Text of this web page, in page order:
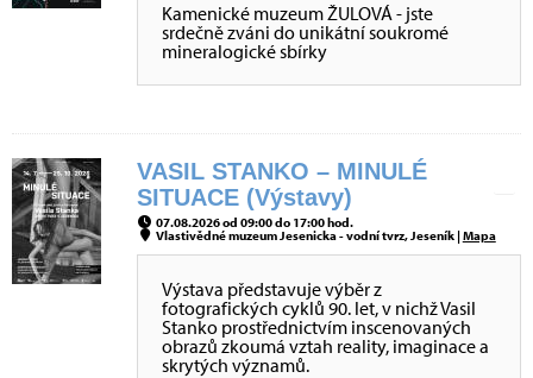
Kamenické muzeum ŽULOVÁ - jste
srdečně zváni do unikátní soukromé
mineralogické sbírky
VASIL STANKO – MINULÉ
SITUACE (Výstavy)
07.08.2026 od 09:00 do 17:00 hod.
Vlastivědné muzeum Jesenicka - vodní tvrz, Jeseník |Mapa
Výstava představuje výběr z
fotografických cyklů 90. let, v nichž Vasil
Stanko prostřednictvím inscenovaných
obrazů zkoumá vztah reality, imaginace a
skrytých významů.